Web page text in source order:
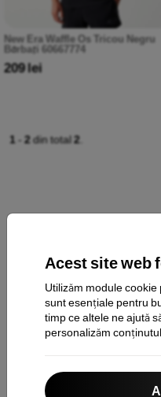
Acest site web
Utilizăm module
sunt esențiale pentru
timp ce altele ne ajută
personalizăm
New Era Waffle Os Tricou Negru
Bărbați 60667774
209 lei
1 - 2din total2
contact